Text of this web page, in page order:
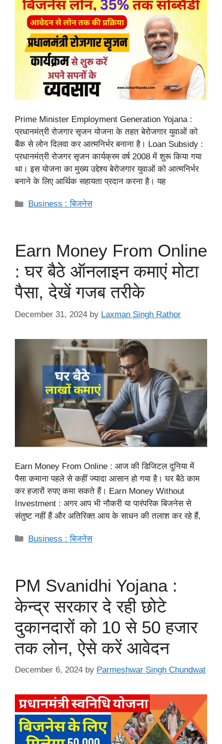
Prime Minister Employment Generation Yojana :
प्रधानमंत्री रोजगार सृजन योजना के तहत बेरोजगार युवाओं को
बैंक से लोन दिलवा कर आत्मनिर्भर बनाना है। Loan Subsidy :
प्रधानमंत्री रोजगर सृजन कार्यक्रम वर्ष 2008 में शुरू किया गया
था। इस योजना का मुख्य उद्देश्य बेरोजगार युवाओं को आत्मनिर्भर
बनाने के लिए आर्थिक सहायता प्रदान करना है। यह
Categories
Business : बिजनेस
Earn Money From Online
: घर बैठे ऑनलाइन कमाएं मोटा
पैसा, देखें गजब तरीके
December 31, 2024 by Laxman Singh Rathor
Earn Money From Online : आज की डिजिटल दुनिया में
पैसा कमाना पहले से कहीं ज्यादा आसान हो गया है। घर बैठे काम
कर हजारों रुपए कमा सकते हैं। Earn Money Without
Investment : अगर आप भी नौकरी या पारंपरिक बिजनेस से
संतुष्ट नहीं हैं और अतिरिक्त आय के साधन की तलाश कर रहे हैं,
Categories
Business : बिजनेस
PM Svanidhi Yojana :
केन्द्र सरकार दे रही छोटे
दुकानदारों को 10 से 50 हजार
तक लोन, ऐसे करें आवेदन
December 6, 2024 by Parmeshwar Singh Chundwat